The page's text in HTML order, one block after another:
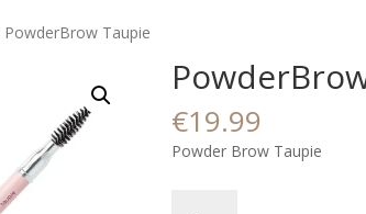
PowderBrow Taupie
€19.99
Powder Brow Taupie